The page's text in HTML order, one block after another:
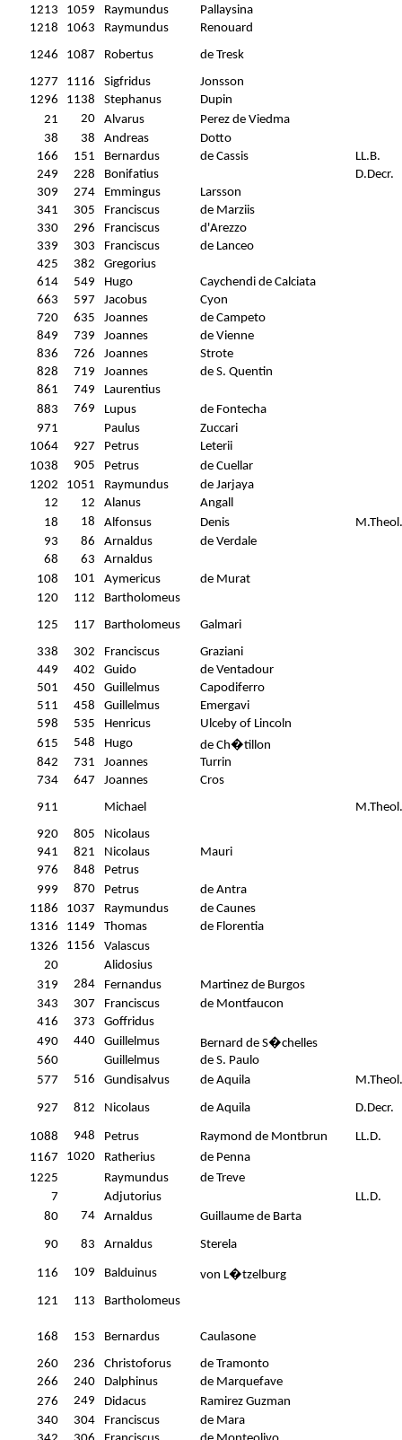
1213
1059 Raymundus
Pallaysina
1218
1063 Raymundus
Renouard
1246
1087 Robertus
de Tresk
1277
1116 Sigfridus
Jonsson
1296
1138 Stephanus
Dupin
21
20 Alvarus
Perez de Viedma
38
38 Andreas
Dotto
166
151 Bernardus de Cassis
LL.B.
249
228 Bonifatius
D.Decr.
309
274 Emmingus
Larsson
341
305 Franciscus
de Marziis
330
296 Franciscus
d'Arezzo
339
303 Franciscus
de Lanceo
425
382
Gregorius
614
549 Hugo
Caychendi de Calciata
663
597 Jacobus
Cyon
720
635 Joannes
de Campeto
849
739 Joannes
de Vienne
836
726 Joannes
Strote
828
719 Joannes
de S. Quentin
861
749
Laurentius
883
769 Lupus
de Fontecha
971
Paulus
Zuccari
1064
927 Petrus
Leterii
1038
905 Petrus
de Cuellar
1202
1051 Raymundus
de Jarjaya
12
12 Alanus
Angall
18
18 Alfonsus Denis
M.Theol.
93
86 Arnaldus
de Verdale
68
63
Arnaldus
108
101 Aymericus
de Murat
120
112
Bartholomeus
125
117 Bartholomeus
Galmari
338
302 Franciscus
Graziani
449
402 Guido
de Ventadour
501
450 Guillelmus
Capodiferro
511
458 Guillelmus
Emergavi
598
535 Henricus
Ulceby of Lincoln
615
548 Hugo
de Ch�tillon
842
731 Joannes
Turrin
734
647 Joannes
Cros
911
Michael
M.Theol.
920
805
Nicolaus
941
821 Nicolaus
Mauri
976
848
Petrus
999
870 Petrus
de Antra
1186
1037 Raymundus
de Caunes
1316
1149 Thomas
de Florentia
1326
1156
Valascus
20
Alidosius
319
284 Fernandus
Martinez de Burgos
343
307 Franciscus
de Montfaucon
416
373
Goffridus
490
440 Guillelmus
Bernard de S�chelles
560
Guillelmus
de S. Paulo
577
516 Gundisalvus de Aquila M.Theol.
927 812 Nicolaus de Aquila D.Decr.
1088 948 Petrus Raymond de Montbrun
LL.D.
1167
1020 Ratherius
de Penna
1225
Raymundus
de Treve
7
Adjutorius
LL.D.
80
74 Arnaldus Guillaume de Barta
90 83 Arnaldus Sterela
116 109 Balduinus
von L�tzelburg
121
113 Bartholomeus
168 153 Bernardus
Caulasone
260
236 Christoforus
de Tramonto
266
240 Dalphinus
de Marquefave
276
249 Didacus
Ramirez Guzman
340
304 Franciscus
de Mara